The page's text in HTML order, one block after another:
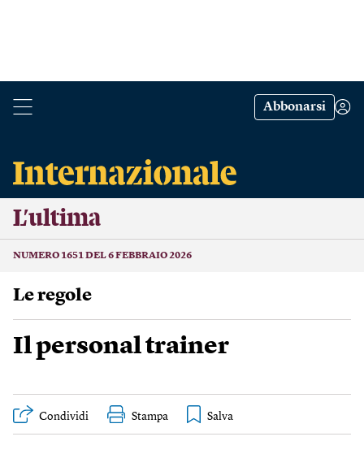
Abbonarsi
L’ultima
NUMERO 1651 DEL 6 FEBBRAIO 2026
Le regole
Il personal trainer
Condividi Stampa